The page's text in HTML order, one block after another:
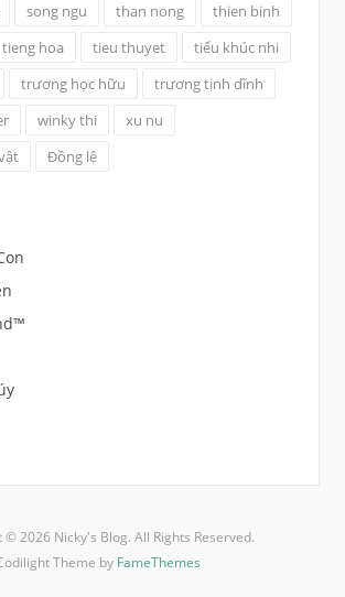
song ngu than nong
thien binh
tieng hoa tieu thuyet
tiểu khúc nhi
trương học hữu
trương tịnh dĩnh
winky thi
xu nu
Đồng lệ
© 2026 Nicky's Blog. All Rights Reserved.
Theme by FameThemes